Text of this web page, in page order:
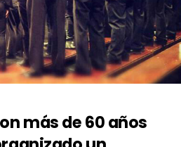
más de 60 años